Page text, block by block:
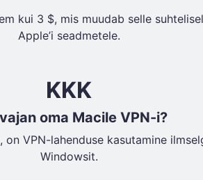
kui 3 $, mis muudab selle
Apple’i seadmetele.
KKK
oma Macile VPN-i?
VPN-lahenduse kasutamine
Windowsit.